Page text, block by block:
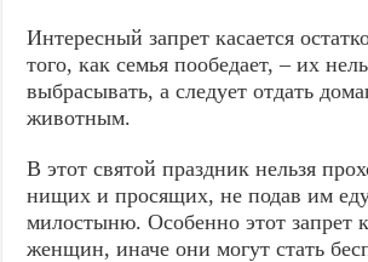
Интересный запрет касается
того, как семья пообедает, – их
выбрасывать, а следует отдать
животным.
В этот святой праздник нельзя
нищих и просящих, не подав им
милостыню. Особенно этот запрет
женщин, иначе они могут стать